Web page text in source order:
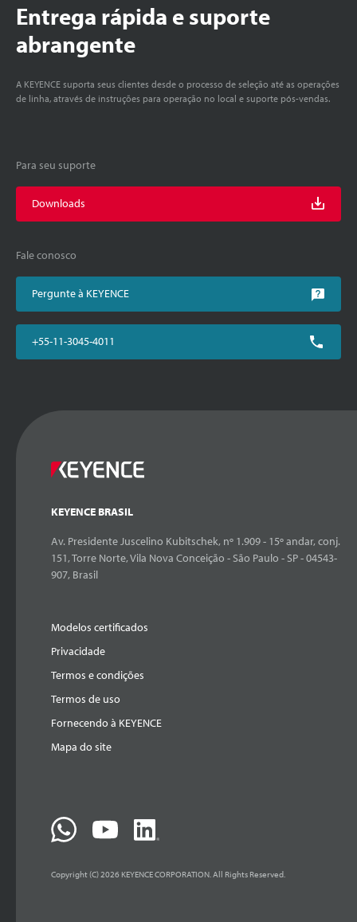
Entrega rápida e suporte
abrangente
A KEYENCE suporta seus clientes desde o processo de seleção até as operações
de linha, através de instruções para operação no local e suporte pós-vendas.
Para seu suporte
Downloads
Fale conosco
Pergunte à KEYENCE
+55-11-3045-4011
KEYENCE BRASIL
Av. Presidente Juscelino Kubitschek, nº 1.909 - 15º andar, conj.
151, Torre Norte, Vila Nova Conceição - São Paulo - SP - 04543-
907, Brasil
Modelos certificados
Privacidade
Termos e condições
Termos de uso
Fornecendo à KEYENCE
Mapa do site
Copyright (C) 2026 KEYENCE CORPORATION. All Rights Reserved.